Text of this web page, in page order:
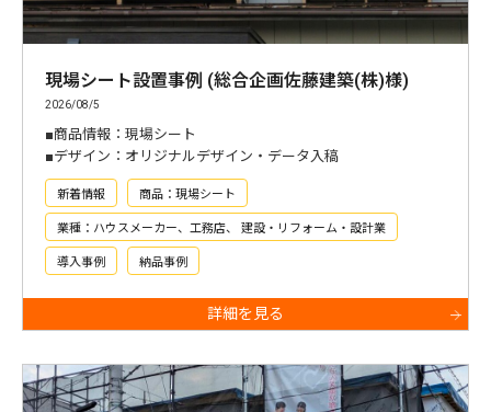
現場シート設置事例 (総合企画佐藤建築(株)様)
2026/08/5
■商品情報：現場シート
■デザイン：オリジナルデザイン・データ入稿
新着情報 商品：現場シート
業種：ハウスメーカー、工務店、 建設・リフォーム・設計業
導入事例 納品事例
詳細を見る